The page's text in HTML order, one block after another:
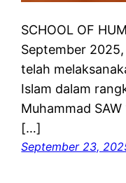
SCHOOL OF
September
telah
Islam dalam
Muhammad
[…]
September 23,